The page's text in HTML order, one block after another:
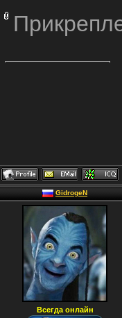
GidrogeN
Всегда онлайн